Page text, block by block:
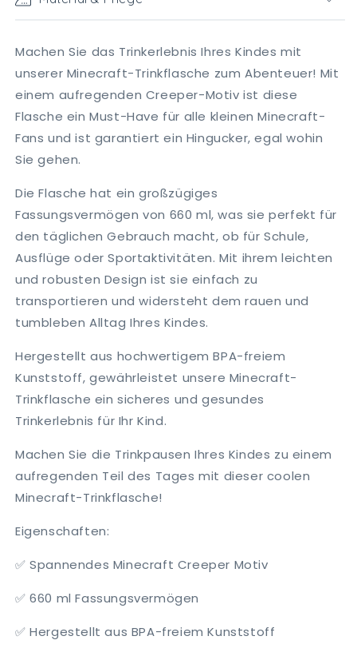
Machen Sie das Trinkerlebnis Ihres Kindes mit
unserer Minecraft-Trinkflasche zum Abenteuer! Mit
einem aufregenden Creeper-Motiv ist diese
Flasche ein Must-Have für alle kleinen Minecraft-
Fans und ist garantiert ein Hingucker, egal wohin
Sie gehen.
Die Flasche hat ein großzügiges
Fassungsvermögen von 660 ml, was sie perfekt für
den täglichen Gebrauch macht, ob für Schule,
Ausflüge oder Sportaktivitäten. Mit ihrem leichten
und robusten Design ist sie einfach zu
transportieren und widersteht dem rauen und
tumbleben Alltag Ihres Kindes.
Hergestellt aus hochwertigem BPA-freiem
Kunststoff, gewährleistet unsere Minecraft-
Trinkflasche ein sicheres und gesundes
Trinkerlebnis für Ihr Kind.
Machen Sie die Trinkpausen Ihres Kindes zu einem
aufregenden Teil des Tages mit dieser coolen
Minecraft-Trinkflasche!
Eigenschaften:
✅ Spannendes Minecraft Creeper Motiv
✅ 660 ml Fassungsvermögen
✅ Hergestellt aus BPA-freiem Kunststoff